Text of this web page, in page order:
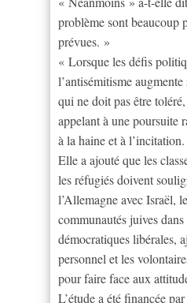
problème sont beaucoup
prévues. »
« Lorsque les défis
l’antisémitisme
qui ne doit pas être
appelant à une poursuite
à la haine et à l’incitation.
Elle a ajouté que les
les réfugiés doivent
l’Allemagne avec Israël,
communautés juives
démocratiques libérales,
personnel et les
pour faire face aux
L’étude a été financée